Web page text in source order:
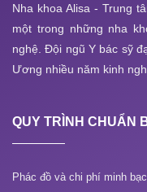
Nha khoa Alisa - Trung
một trong những nha
nghệ. Đội ngũ Y bác sỹ
Ương nhiều năm kinh
QUY TRÌNH CHUẨN
Phác đồ và chi phí minh